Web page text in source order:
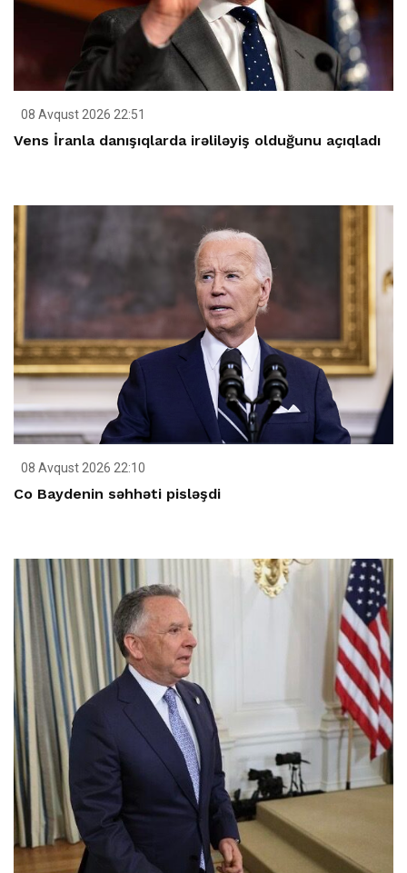
08 Avqust 2026 22:51
Vens İranla danışıqlarda irəliləyiş olduğunu açıqladı
08 Avqust 2026 22:10
Co Baydenin səhhəti pisləşdi